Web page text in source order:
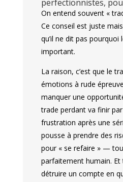
perfectionnistes,
On entend souvent «
Ce conseil est juste
qu’il ne dit pas pourquoi
important.
La raison, c’est que le
émotions à rude
manquer une
trade perdant va finir
frustration après une
pousse à prendre des
pour « se refaire » —
parfaitement humain.
détruire un compte en